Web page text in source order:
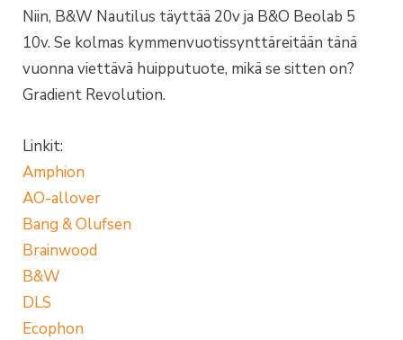
Niin, B&W Nautilus täyttää 20v ja B&O Beolab 5
10v. Se kolmas kymmenvuotissynttäreitään tänä
vuonna viettävä huipputuote, mikä se sitten on?
Gradient Revolution.
Linkit:
Amphion
AO-allover
Bang & Olufsen
Brainwood
B&W
DLS
Ecophon